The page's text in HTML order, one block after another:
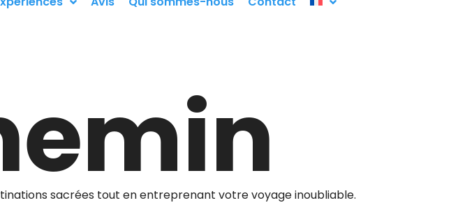
sacrées tout en entreprenant votre voyage inoubliable.